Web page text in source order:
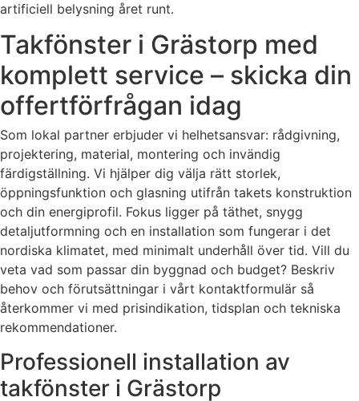
artificiell belysning året runt.
Takfönster i Grästorp med
komplett service – skicka din
offertförfrågan idag
Som lokal partner erbjuder vi helhetsansvar: rådgivning,
projektering, material, montering och invändig
färdigställning. Vi hjälper dig välja rätt storlek,
öppningsfunktion och glasning utifrån takets konstruktion
och din energiprofil. Fokus ligger på täthet, snygg
detaljutformning och en installation som fungerar i det
nordiska klimatet, med minimalt underhåll över tid. Vill du
veta vad som passar din byggnad och budget? Beskriv
behov och förutsättningar i vårt kontaktformulär så
återkommer vi med prisindikation, tidsplan och tekniska
rekommendationer.
Professionell installation av
takfönster i Grästorp